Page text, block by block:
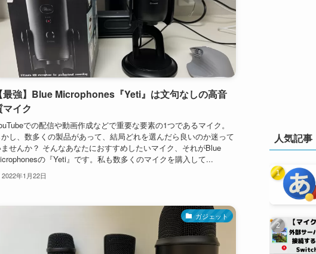
【最強】Blue Microphones『Yeti』は文句なしの高音
マイク
での配信や動画作成などで重要な要素の1つであるマイク。
かし、数多くの製品があって、結局どれを選んだら良いのか迷って
せんか？ そんなあなたにおすすめしたいマイク、それがBlue
の『Yeti』です。私も数多くのマイクを購入して...
2022年1月22日
ガジェット
人気記事